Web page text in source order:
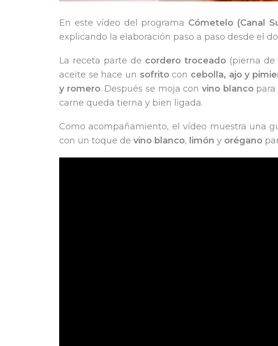
En este vídeo del programa Cómetelo (Canal
explicando la elaboración paso a paso desde el
La receta parte de cordero troceado (pierna de
aceite se hace un sofritocon cebolla, ajo y
y romero. Después se moja convino blancopara
carne queda tierna y bien ligada.
Como acompañamiento, el vídeo muestra una
con un toque de vino blanco, limón y orégano